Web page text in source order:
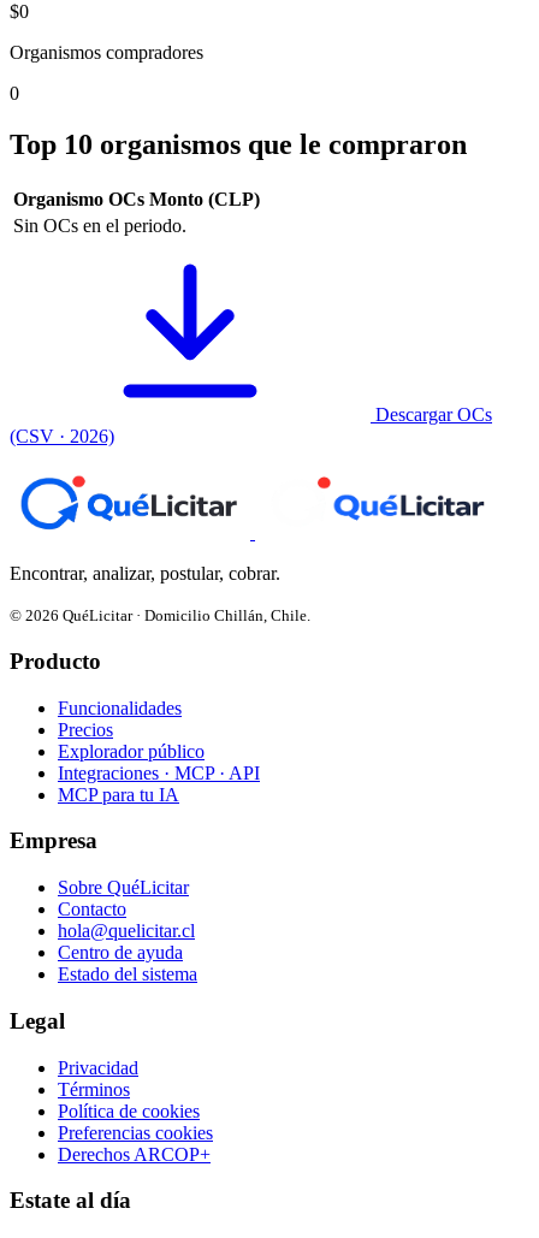
$0
Organismos compradores
0
Top 10 organismos que le compraron
Organismo OCs Monto (CLP)
Sin OCs en el periodo.
Descargar OCs
(CSV · 2026)
Encontrar, analizar, postular, cobrar.
© 2026 QuéLicitar · Domicilio Chillán, Chile.
Producto
Funcionalidades
Precios
Explorador público
Integraciones · MCP · API
MCP para tu IA
Empresa
Sobre QuéLicitar
Contacto
hola@quelicitar.cl
Centro de ayuda
Estado del sistema
Legal
Privacidad
Términos
Política de cookies
Preferencias cookies
Derechos ARCOP+
Estate al día